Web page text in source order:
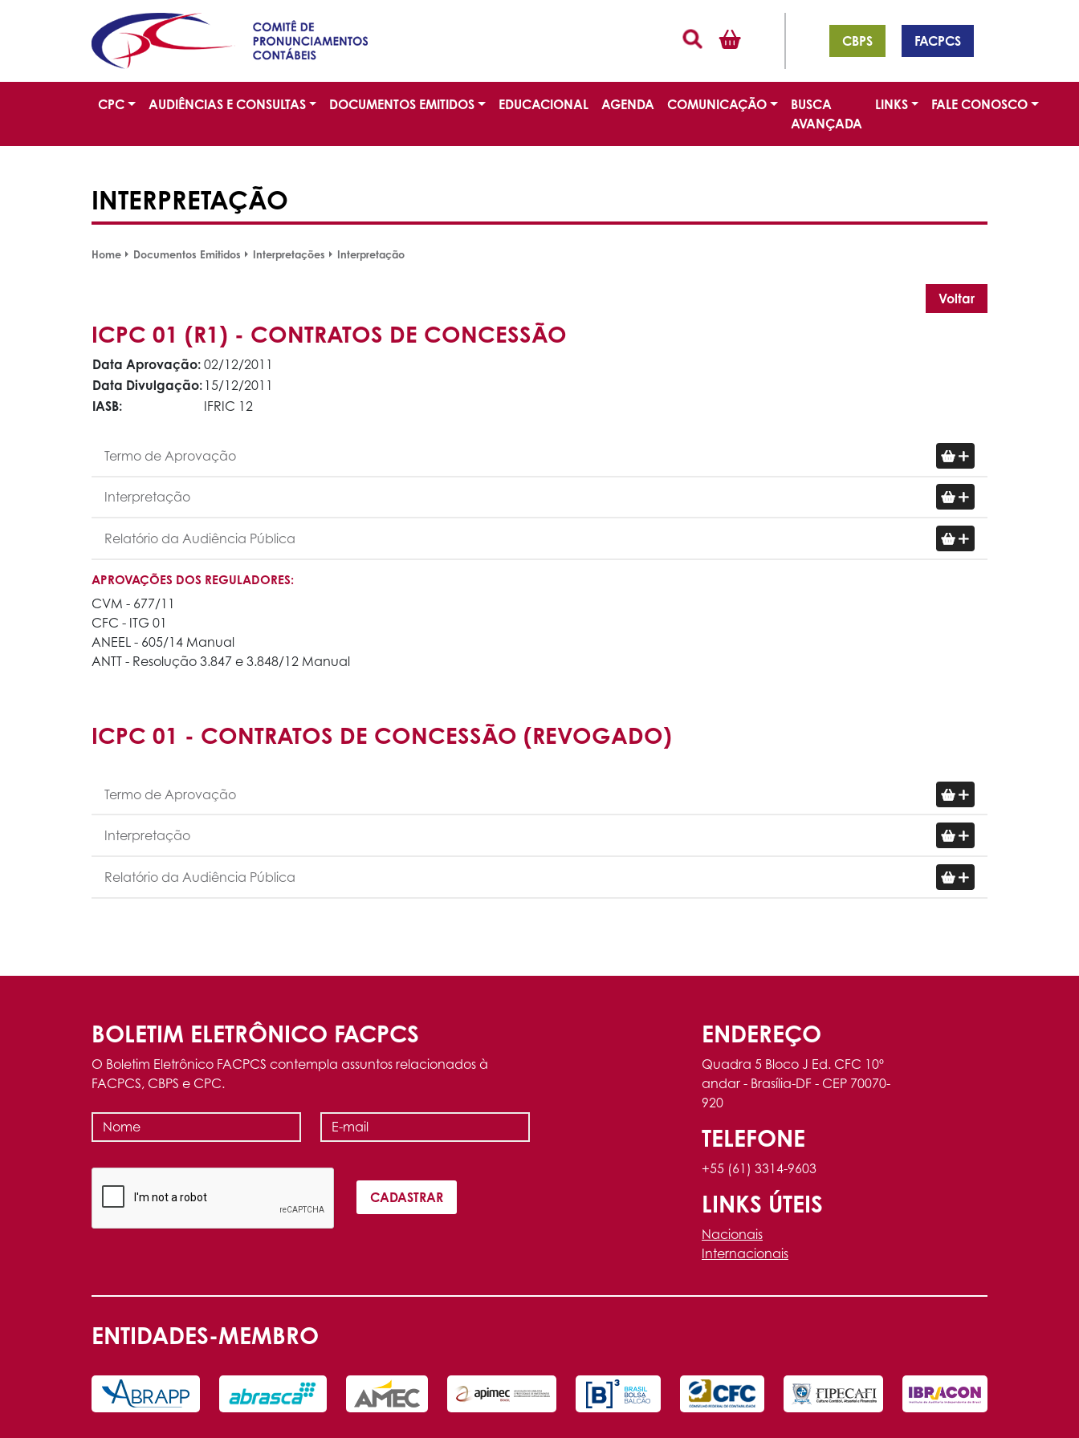
CBPS FACPCS
CPC AUDIÊNCIAS E CONSULTAS DOCUMENTOS EMITIDOS EDUCACIONAL AGENDA COMUNICAÇÃO
BUSCA
AVANÇADA
LINKS FALE CONOSCO
INTERPRETAÇÃO
Home Documentos Emitidos Interpretações Interpretação
Voltar
ICPC 01 (R1) - CONTRATOS DE CONCESSÃO
Data Aprovação: 02/12/2011
Data Divulgação: 15/12/2011
IASB:
IFRIC 12
Termo de Aprovação
Interpretação
Relatório da Audiência Pública
APROVAÇÕES DOS REGULADORES:
CVM - 677/11
CFC - ITG 01
ANEEL - 605/14 Manual
ANTT - Resolução 3.847 e 3.848/12 Manual
ICPC 01 - CONTRATOS DE CONCESSÃO (REVOGADO)
Termo de Aprovação
Interpretação
Relatório da Audiência Pública
BOLETIM ELETRÔNICO FACPCS
O Boletim Eletrônico FACPCS contempla assuntos relacionados à
FACPCS, CBPS e CPC.
ENDEREÇO
Quadra 5 Bloco J Ed. CFC 10º
andar - Brasília-DF - CEP 70070-
920
TELEFONE
+55 (61) 3314-9603
LINKS ÚTEIS
Nacionais
Internacionais
ENTIDADES-MEMBRO